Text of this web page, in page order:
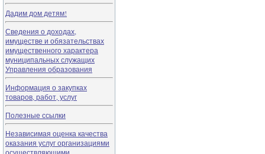
Дадим дом детям!
Сведения о доходах,
имуществе и обязательствах
имущественного характера
муниципальных служащих
Управления образования
Информация о закупках
товаров, работ, услуг
Полезные ссылки
Независимая оценка качества
оказания услуг организациями